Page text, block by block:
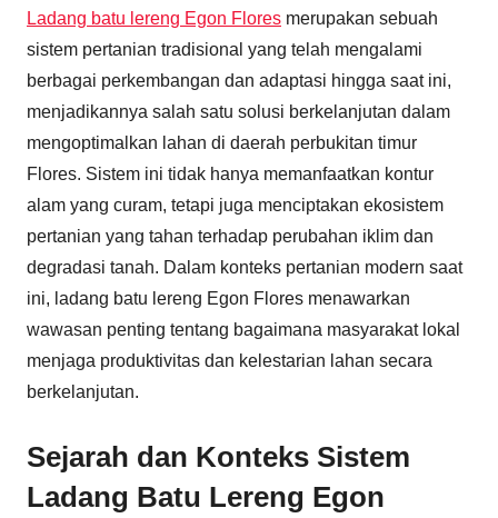
Ladang batu lereng Egon Flores merupakan sebuah
sistem pertanian tradisional yang telah mengalami
berbagai perkembangan dan adaptasi hingga saat ini,
menjadikannya salah satu solusi berkelanjutan dalam
mengoptimalkan lahan di daerah perbukitan timur
Flores. Sistem ini tidak hanya memanfaatkan kontur
alam yang curam, tetapi juga menciptakan ekosistem
pertanian yang tahan terhadap perubahan iklim dan
degradasi tanah. Dalam konteks pertanian modern saat
ini, ladang batu lereng Egon Flores menawarkan
wawasan penting tentang bagaimana masyarakat lokal
menjaga produktivitas dan kelestarian lahan secara
berkelanjutan.
Sejarah dan Konteks Sistem
Ladang Batu Lereng Egon